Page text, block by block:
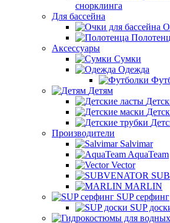
снорклинга
Для бассейна
Аксессуары
Сумки
Одежда
Детям
Производители
Salvimar
AquaTeam
Vector
MARLIN
SUP серфинг
SUP